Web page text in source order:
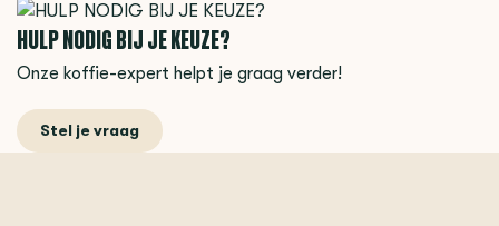
HULP NODIG BIJ JE KEUZE?
Onze koffie-expert helpt je graag verder!
Stel je vraag